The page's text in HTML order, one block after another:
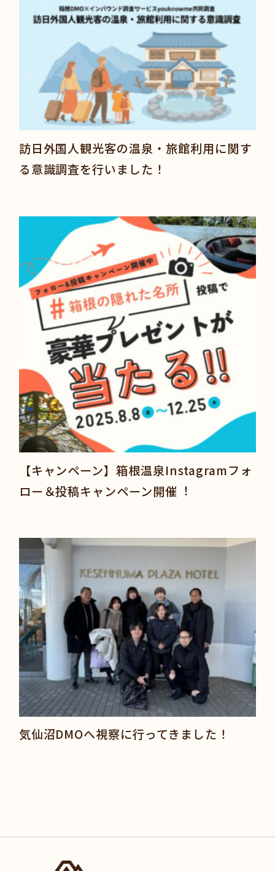
訪日外国人観光客の温泉・旅館利用に関す
る意識調査を行いました！
【キャンペーン】箱根温泉Instagramフォ
ロー＆投稿キャンペーン開催︕
気仙沼DMOへ視察に行ってきました！